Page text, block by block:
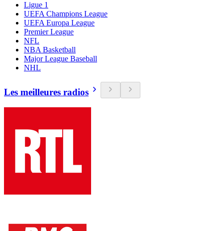
Ligue 1
UEFA Champions League
UEFA Europa League
Premier League
NFL
NBA Basketball
Major League Baseball
NHL
Les meilleures radios